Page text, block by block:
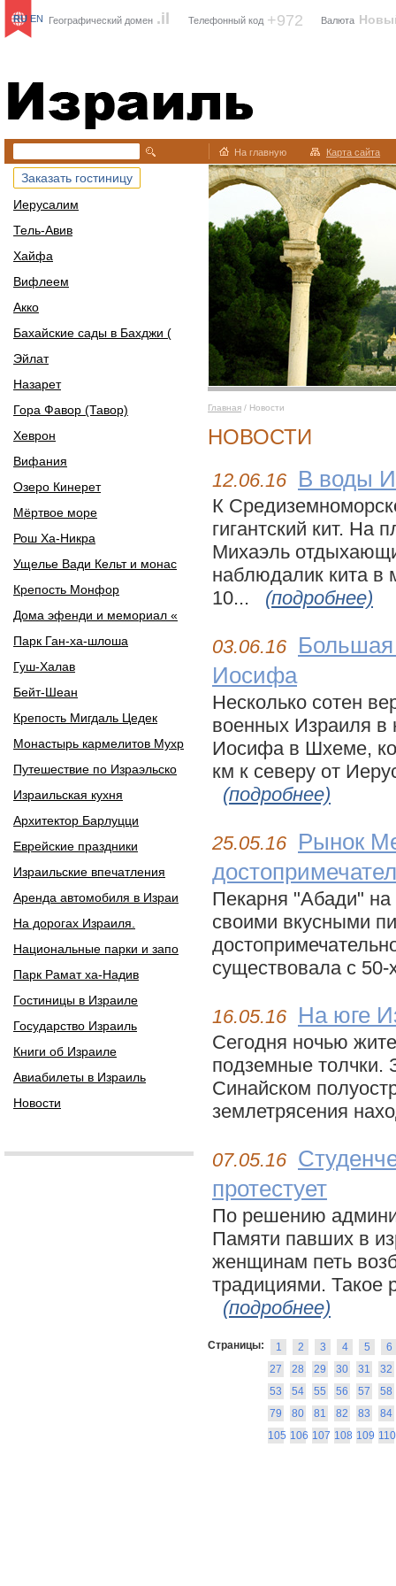
Израиль
Географический домен .il Телефонный код +972 Валюта
RU EN
На главную Карта сайта
Заказать гостиницу
Иерусалим
Тель-Авив
Хайфа
Вифлеем
Акко
Бахайские сады в Бахджи (
Эйлат
Назарет
Гора Фавор (Тавор)
Хеврон
Вифания
Озеро Кинерет
Мёртвое море
Рош Ха-Никра
Ущелье Вади Кельт и монас
Крепость Монфор
Дома эфенди и мемориал «
Парк Ган-ха-шлоша
Гуш-Халав
Бейт-Шеан
Крепость Мигдаль Цедек
Монастырь кармелитов Мухр
Путешествие по Израэльско
Израильская кухня
Архитектор Барлуцци
Еврейские праздники
Израильские впечатления
Аренда автомобиля в Израи
На дорогах Израиля.
Национальные парки и запо
Парк Рамат ха-Надив
Гостиницы в Израиле
Государство Израиль
Книги об Израиле
Авиабилеты в Израиль
Новости
Главная / Новости
НОВОСТИ
12.06.16 В воды
К
гигантский кит. На
Михаэль
наблюдалик кита в
10...
(подробнее)
03.06.16 Большая
Иосифа
Несколько сотен
военных Израиля в
Иосифа в Шхеме,
км к северу от
(подробнее)
25.05.16 Рынок
Пекарня "Абади"
своими вкусными
существовала с 50-
16.05.16 На юге
Сегодня ночью
подземные толчки.
Синайском
землетрясения
07.05.16
протестует
По решению
Памяти павших в
женщинам петь
традициями. Такое
(подробнее)
Страницы: 1 2 3 4 5
6
27
28 29 30 31
32
53
54 55 56 57
58
79
80 81 82 83
84
105 106 107 108 109 110